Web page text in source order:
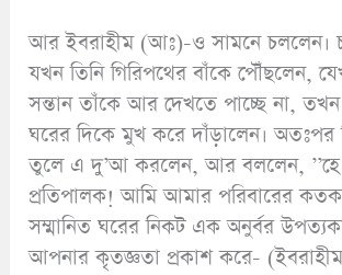
আর ইবরাহীম (আঃ)-ও সামনে চললেন।
যখন তিনি গিরিপথের বাঁকে পৌঁছলেন,
সন্তান তাঁকে আর দেখতে পাচ্ছে না, তখন
ঘরের দিকে মুখ করে দাঁড়ালেন। অতঃপর
তুলে এ দু’আ করলেন, আর বললেন,
প্রতিপালক! আমি আমার পরিবারের
সম্মানিত ঘরের নিকট এক অনুর্বর
আপনার কৃতজ্ঞতা প্রকাশ করে-